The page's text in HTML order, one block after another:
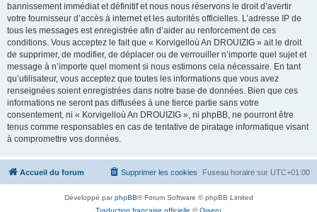
bannissement immédiat et définitif et nous nous réservons le droit d’avertir
votre fournisseur d’accès à internet et les autorités officielles. L’adresse IP de
tous les messages est enregistrée afin d’aider au renforcement de ces
conditions. Vous acceptez le fait que « Korvigelloù An DROUIZIG » ait le droit
de supprimer, de modifier, de déplacer ou de verrouiller n’importe quel sujet et
message à n’importe quel moment si nous estimons cela nécessaire. En tant
qu’utilisateur, vous acceptez que toutes les informations que vous avez
renseignées soient enregistrées dans notre base de données. Bien que ces
informations ne seront pas diffusées à une tierce partie sans votre
consentement, ni « Korvigelloù An DROUIZIG », ni phpBB, ne pourront être
tenus comme responsables en cas de tentative de piratage informatique visant
à compromettre vos données.
Accueil du forum Fuseau horaire sur UTC+01:00
Supprimer les cookies
Développé parphpBB® Forum Software © phpBB Limited
Traduction française officielle ©Qiaeru